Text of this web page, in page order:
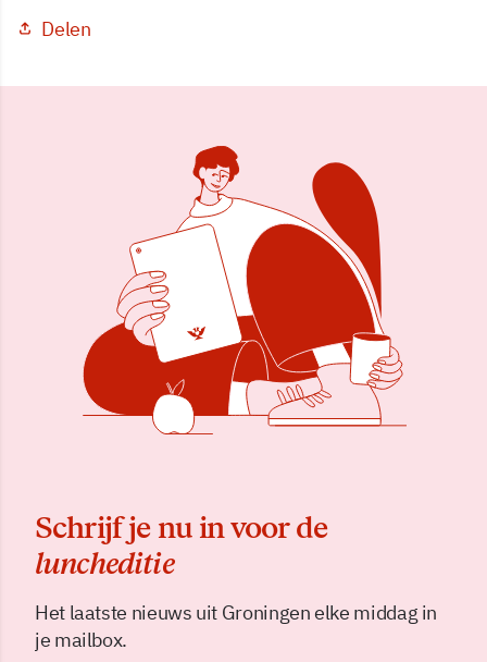
Delen
Schrijf je nu in voor de
luncheditie
Het laatste nieuws uit Groningen elke middag in
je mailbox.